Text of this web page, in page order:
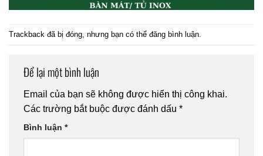
Trackback đã bị đóng, nhưng bạn có thể đăng bình luận
Để lại một bình luận
Email của bạn sẽ không được hiển thị công khai.
Các trường bắt buộc được đánh dấu *
Bình luận *